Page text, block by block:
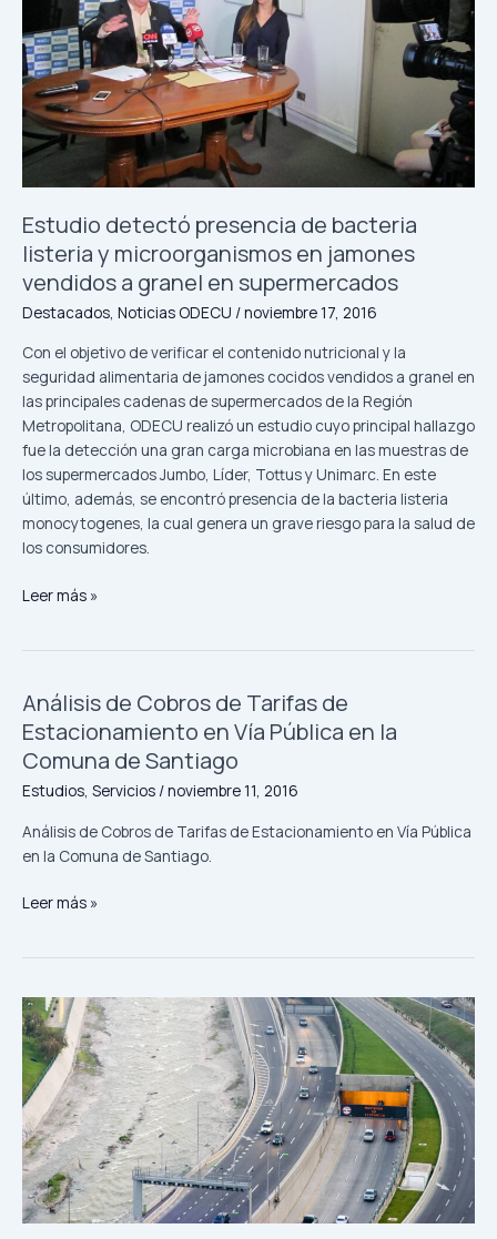
Estudio detectó presencia de bacteria
listeria y microorganismos en jamones
vendidos a granel en supermercados
Destacados Noticias ODECU /noviembre 17, 2016
Con el objetivo de verificar el contenido nutricional y la
seguridad alimentaria de jamones cocidos vendidos a granel en
las principales cadenas de supermercados de la Región
Metropolitana, ODECU realizó un estudio cuyo principal hallazgo
fue la detección una gran carga microbiana en las muestras de
los supermercados Jumbo, Líder, Tottus y Unimarc. En este
último, además, se encontró presencia de la bacteria listeria
monocytogenes, la cual genera un grave riesgo para la salud de
los consumidores.
bacteria
listeria
y
microorganismos
en
jamones
granel
en
supermercados
Leer más »
Análisis de Cobros de Tarifas de
Estacionamiento en Vía Pública en la
Comuna de Santiago
Estudios, Servicios /noviembre 11, 2016
Análisis de Cobros de Tarifas de Estacionamiento en Vía Pública
en la Comuna de Santiago.
Análisis
de
Cobros
de
Tarifas
de
Estacionamiento
Vía
Comuna
de
Santiago
Leer más »
Justicia
ratificó
que
ODECU
se
hiciera
parte
en
demanda
contra